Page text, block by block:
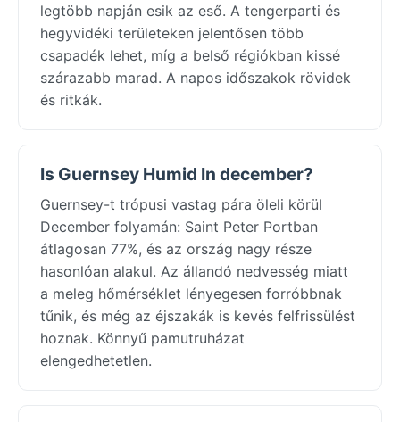
legtöbb napján esik az eső. A tengerparti és
hegyvidéki területeken jelentősen több
csapadék lehet, míg a belső régiókban kissé
szárazabb marad. A napos időszakok rövidek
és ritkák.
Is Guernsey Humid In december?
Guernsey-t trópusi vastag pára öleli körül
December folyamán: Saint Peter Portban
átlagosan 77%, és az ország nagy része
hasonlóan alakul. Az állandó nedvesség miatt
a meleg hőmérséklet lényegesen forróbbnak
tűnik, és még az éjszakák is kevés felfrissülést
hoznak. Könnyű pamutruházat
elengedhetetlen.